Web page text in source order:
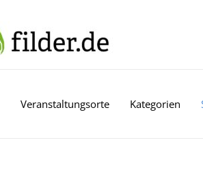
Veranstaltungsorte Kategorien